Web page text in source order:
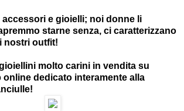
e gioielli; noi donne li
starne senza, ci caratterizzano
nostri outfit!
molto carini in vendita su
online dedicato interamente alla